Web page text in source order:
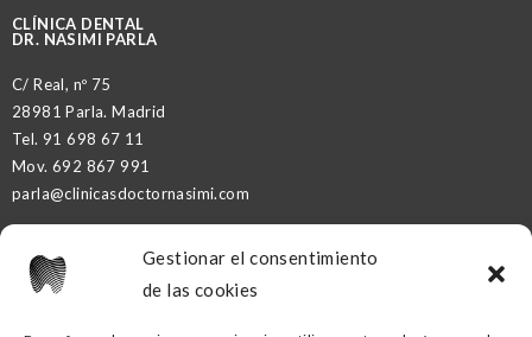
Gestionar el consentimiento
de las cookies
CLÍNICA DENTAL
DR. NASIMI PARLA
C/ Real, nº 75
28981 Parla. Madrid
Tel. 91 698 67 11
Mov. 692 867 991
parla@clinicasdoctornasimi.com
DR. NASIMI PARTNER